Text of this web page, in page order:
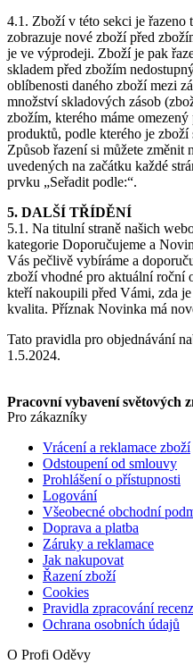
je ve výprodeji. Zboží je pak
skladem před zbožím
oblíbenosti daného zboží mezi
množství skladových zásob
zbožím, kterého máme
produktů, podle kterého je
Způsob řazení si můžete změnit
uvedených na začátku každé
prvku „Seřadit podle:“.
5. DALŠÍ TŘÍDĚNÍ
kategorie Doporučujeme a
Vás pečlivě vybíráme a
zboží vhodné pro aktuální roční
kteří nakoupili před Vámi, zda
kvalita. Příznak Novinka má
Tato pravidla pro objednávání
Vrácení a reklamace zboží
Prohlášení o přístupnosti
Logování
Všeobecné obchodní
Doprava a platba
Záruky a reklamace
Jak nakupovat
Řazení zboží
Cookies
Pravidla zpracování recenzí
Ochrana osobních údajů
O Profi Oděvy
Ke stažení